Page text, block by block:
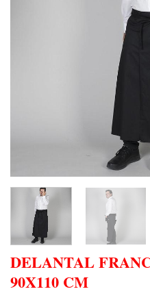
DELANTAL
90X110 CM